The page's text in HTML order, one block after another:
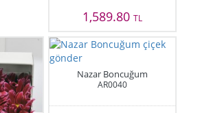
1,589.80 TL
Nazar Boncuğum
AR0040